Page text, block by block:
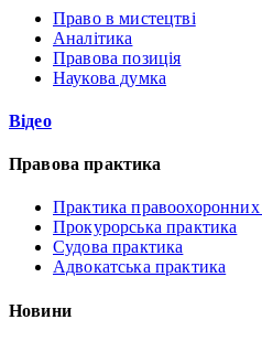
Право в мистецтві
Аналітика
Правова позиція
Наукова думка
Відео
Правова практика
Практика правоохоронних
Прокурорська практика
Судова практика
Адвокатська практика
Новини